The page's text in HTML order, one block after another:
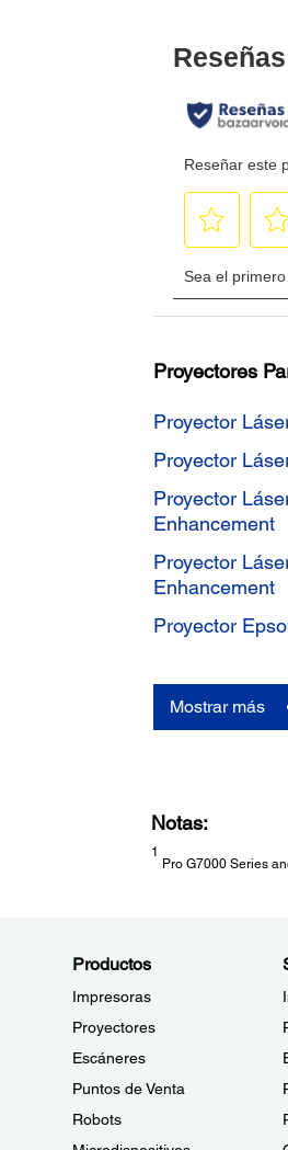
Proyectores
Proyector
Proyector
Proyector
Enhancement
Proyector
Enhancement
Proyector
Mostrar más
Notas:
1
Pro G7000 Series
Productos
Impresoras
Proyectores
Escáneres
Puntos de Venta
Robots